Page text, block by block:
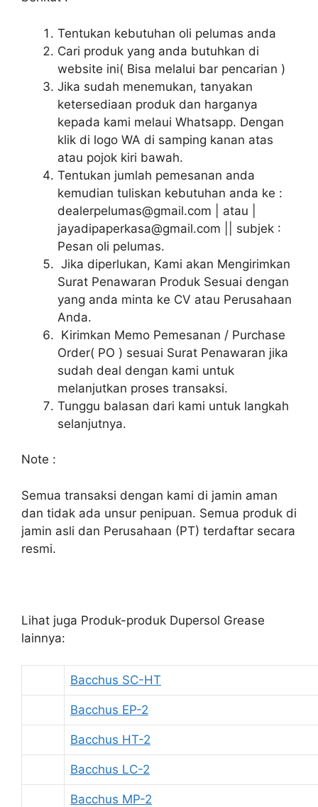
Tentukan kebutuhan oli pelumas anda
Cari produk yang anda butuhkan di
website ini( Bisa melalui bar pencarian )
Jika sudah menemukan, tanyakan
ketersediaan produk dan harganya
kepada kami melaui Whatsapp. Dengan
klik di logo WA di samping kanan atas
atau pojok kiri bawah.
Tentukan jumlah pemesanan anda
kemudian tuliskan kebutuhan anda ke :
dealerpelumas@gmail.com | atau |
jayadipaperkasa@gmail.com || subjek :
Pesan oli pelumas.
Jika diperlukan, Kami akan Mengirimkan
Surat Penawaran Produk Sesuai dengan
yang anda minta ke CV atau Perusahaan
Anda.
Kirimkan Memo Pemesanan / Purchase
Order( PO ) sesuai Surat Penawaran jika
sudah deal dengan kami untuk
melanjutkan proses transaksi.
Tunggu balasan dari kami untuk langkah
selanjutnya.
Note :
Semua transaksi dengan kami di jamin aman
dan tidak ada unsur penipuan. Semua produk di
jamin asli dan Perusahaan (PT) terdaftar secara
resmi.
Lihat juga Produk-produk Dupersol Grease
lainnya:
Bacchus SC-HT
Bacchus EP-2
Bacchus HT-2
Bacchus LC-2
Bacchus MP-2